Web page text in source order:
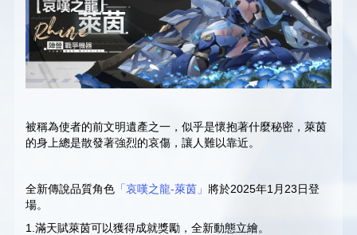
被稱為使者的前文明遺產之一，似乎是懷抱著什麼秘密，萊茵
的身上總是散發著強烈的哀傷，讓人難以靠近。
全新傳說品質角色 「哀嘆之龍-萊茵」將於2025年1月23日登
場。
1.滿天賦萊茵可以獲得成就獎勵，全新動態立繪。